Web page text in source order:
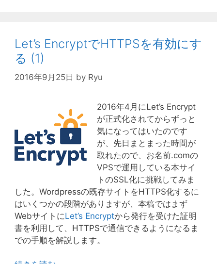
Let’s EncryptでHTTPSを有効にす
る (1)
2016年9月25日 by Ryu
2016年4月にLet’s Encrypt
が正式化されてからずっと
気になってはいたのです
が、先日まとまった時間が
取れたので、お名前.comの
VPSで運用している本サイ
トのSSL化に挑戦してみま
した。Wordpressの既存サイトをHTTPS化するに
はいくつかの段階がありますが、本稿ではまず
WebサイトにLet’s Encryptから発行を受けた証明
書を利用して、HTTPSで通信できるようになるま
での手順を解説します。